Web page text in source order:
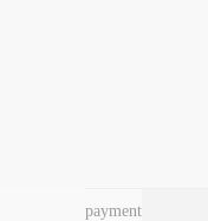
payment